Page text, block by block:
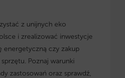
z unijnych eko
i zrealizować inwestycje
energetyczną czy zakup
Poznaj warunki
zastosowań oraz sprawdź,